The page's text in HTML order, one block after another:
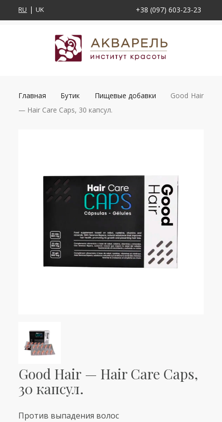
RU UK +38 (097) 603-23-23
Главная Бутик Пищевые добавки
Good Hair
— Hair Care Caps, 30 капсул.
Good Hair — Hair Care Caps,
30 капсул.
Против выпадения волос